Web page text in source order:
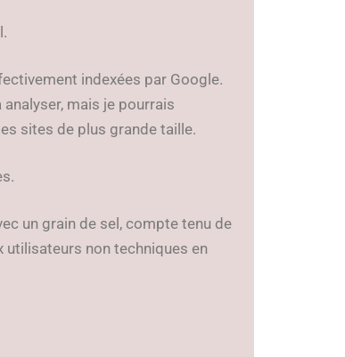
indexées par Google.
mais je pourrais
sites de plus grande taille.
un grain de sel, compte tenu de
utilisateurs non techniques en